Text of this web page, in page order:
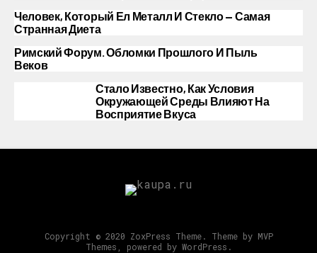
Человек, Который Ел Металл И Стекло — Самая
Странная Диета
Римский Форум. Обломки Прошлого И Пыль
Веков
Стало Известно, Как Условия
Окружающей Среды Влияют На
Восприятие Вкуса
Copyright © 2020 ZoxPress Theme. Theme by MVP
Themes, powered by WordPress.